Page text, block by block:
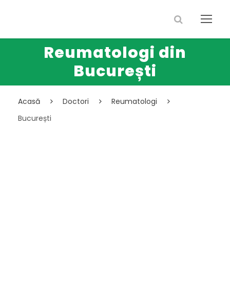
Reumatologi din
București
Acasă Doctori
Reumatologi
București